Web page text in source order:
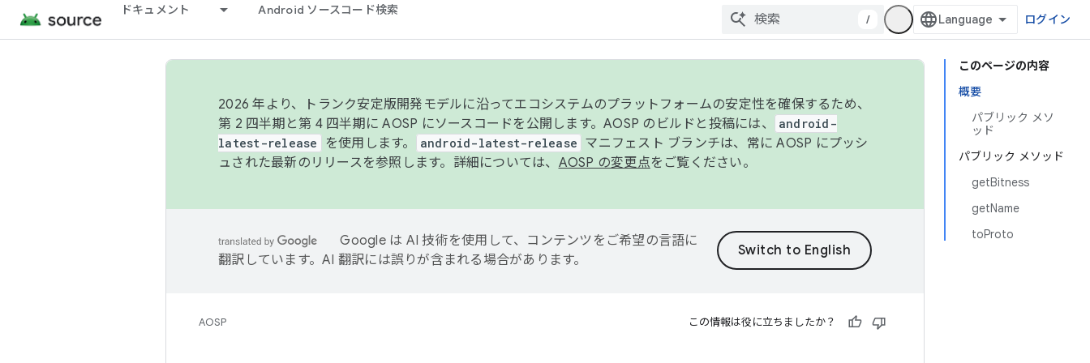
ドキュメント Android ソースコード検索
/ ログイン
このページの内容
概要
パブリック メソ
ッド
パブリック メソッド
getBitness
getName
toProto
2026 年より、トランク安定版開発モデルに沿ってエコシステムのプラットフォームの安定性を確保するため、
第 2 四半期と第 4 四半期に AOSP にソースコードを公開します。AOSP のビルドと投稿には、
android-
latest-release
を使用します。 android-latest-release マニフェスト ブランチは、常に AOSP にプッシ
ュされた最新のリリースを参照します。詳細については、 AOSP の変更点をご覧ください。
Google は AI 技術を使用して、コンテンツをご希望の言語に
翻訳しています。AI 翻訳には誤りが含まれる場合があります。
AOSP この情報は役に立ちましたか？